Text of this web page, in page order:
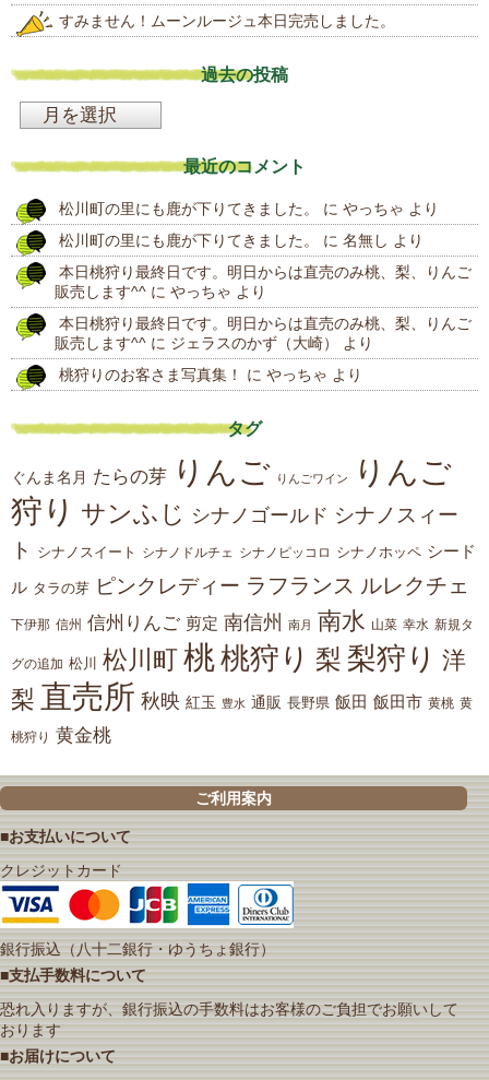
すみません！ムーンルージュ本日完売しました。
過去の投稿
投
稿
最近のコメント
松川町の里にも鹿が下りてきました。 に やっちゃ より
松川町の里にも鹿が下りてきました。
に 名無し より
本日桃狩り最終日です。明日からは直売のみ桃、梨、りんご
販売します^^ に やっちゃ より
本日桃狩り最終日です。明日からは直売のみ桃、梨、りんご
販売します^^ に ジェラスのかず（大崎）
より
桃狩りのお客さま写真集！
に やっちゃ より
タグ
ぐんま名月 たらの芽 りんご りんごワイン
りんご
狩り サンふじ シナノゴールド シナノスィー
ト
シナノスイート シナノドルチェ シナノピッコロ シナノホッペ シード
ル タラの芽 ピンクレディー ラフランス ルレクチェ
下伊那 信州 信州りんご 剪定 南信州 南月 南水 山菜 幸水 新規タ
グの追加 松川 松川町 桃桃狩り 梨 梨狩り 洋
梨 直売所 秋映 紅玉 豊水 通販 長野県 飯田 飯田市 黄桃 黄
桃狩り 黄金桃
ご利用案内
■お支払いについて
クレジットカード
銀行振込（八十二銀行・ゆうちょ銀行）
■支払手数料について
恐れ入りますが、銀行振込の手数料はお客様のご負担でお願いして
おります
■お届けについて